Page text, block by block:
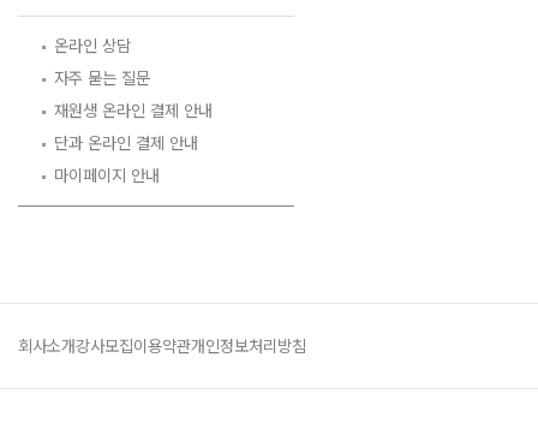
온라인 상담
자주 묻는 질문
재원생 온라인 결제 안내
단과 온라인 결제 안내
마이페이지 안내
회사소개강사모집이용약관개인정보처리방침